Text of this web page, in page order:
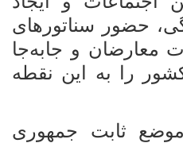
حضور سناتورهای
معارضان و جابه‌جا
را به این نقطه
موضع ثابت جمهوری